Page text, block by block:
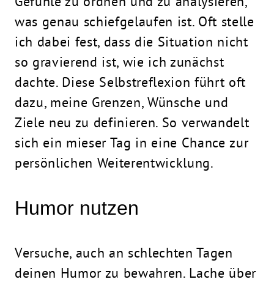
was genau schiefgelaufen ist. Oft stelle
ich dabei fest, dass die Situation nicht
so gravierend ist, wie ich zunächst
dachte. Diese Selbstreflexion führt oft
dazu, meine Grenzen, Wünsche und
Ziele neu zu definieren. So verwandelt
sich ein mieser Tag in eine Chance zur
persönlichen Weiterentwicklung.
Humor nutzen
Versuche, auch an schlechten Tagen
deinen Humor zu bewahren. Lache über